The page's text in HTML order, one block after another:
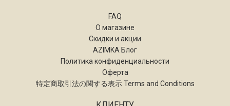
FAQ
О магазине
Скидки и акции
AZIMKA Блог
Политика конфиденциальности
Оферта
特定商取引法の関する表示 Terms and Conditions